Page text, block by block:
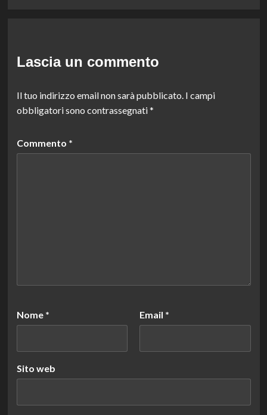
Lascia un commento
Il tuo indirizzo email non sarà pubblicato. I campi
obbligatori sono contrassegnati*
Commento *
Nome * Email *
Sito web